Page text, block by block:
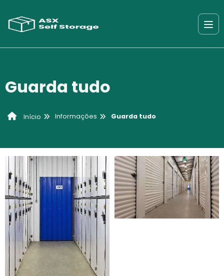
Guarda tudo
Início Informações Guarda tudo